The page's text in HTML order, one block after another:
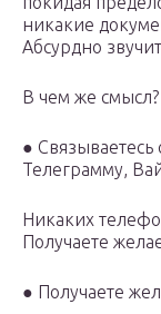
никакие
Абсурдно
В чем же смысл?
● Связываетесь
Телеграмму,
Никаких
Получаете
● Получаете